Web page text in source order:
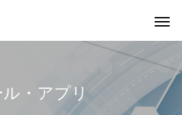
・アプリ